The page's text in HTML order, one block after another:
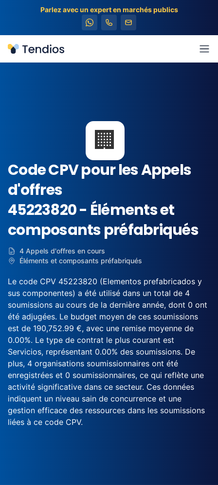
Parlez avec un expert en marchés publics
Tendios
🏢
Code CPV pour les Appels
d'offres
45223820 - Éléments et
composants préfabriqués
4 Appels d'offres en cours
Éléments et composants préfabriqués
Le code CPV 45223820 (Elementos prefabricados y
sus componentes) a été utilisé dans un total de 4
soumissions au cours de la dernière année, dont 0 ont
été adjugées. Le budget moyen de ces soumissions
est de 190,752.99 €, avec une remise moyenne de
0.00%. Le type de contrat le plus courant est
Servicios, représentant 0.00% des soumissions. De
plus, 4 organisations soumissionnaires ont été
enregistrées et 0 soumissionnaires, ce qui reflète une
activité significative dans ce secteur. Ces données
indiquent un niveau sain de concurrence et une
gestion efficace des ressources dans les soumissions
liées à ce code CPV.